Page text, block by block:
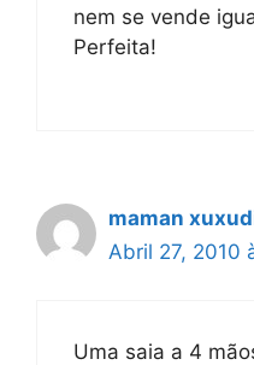
nem se vende
Perfeita!
maman
Abril 27, 2010
Uma saia a 4